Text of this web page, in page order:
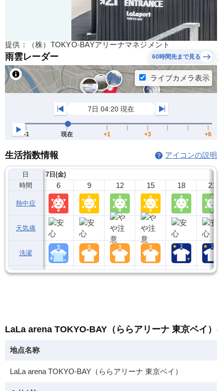
提供：（株）TOKYO-BAYアリーナマネジメント
雨雲レーダー 60時間先まで見る
生活指数情報 アイコンの説明
日
時間
熱中症
天気痛
洗濯
7日(金)
6 9 12 15 18 21
LaLa arena TOKYO-BAY（ららアリーナ 東京ベイ）
地点名称
LaLa arena TOKYO-BAY（ららアリーナ 東京ベイ）